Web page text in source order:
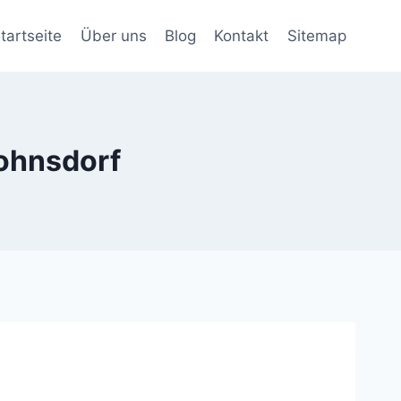
Über uns Blog Kontakt Sitemap